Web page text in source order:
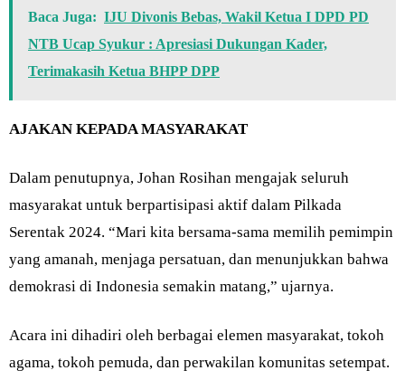
Baca Juga: IJU Divonis Bebas, Wakil Ketua I DPD PD
NTB Ucap Syukur : Apresiasi Dukungan Kader,
Terimakasih Ketua BHPP DPP
AJAKAN KEPADA MASYARAKAT
Dalam penutupnya, Johan Rosihan mengajak seluruh
masyarakat untuk berpartisipasi aktif dalam Pilkada
Serentak 2024. “Mari kita bersama-sama memilih pemimpin
yang amanah, menjaga persatuan, dan menunjukkan bahwa
demokrasi di Indonesia semakin matang,” ujarnya.
Acara ini dihadiri oleh berbagai elemen masyarakat, tokoh
agama, tokoh pemuda, dan perwakilan komunitas setempat.